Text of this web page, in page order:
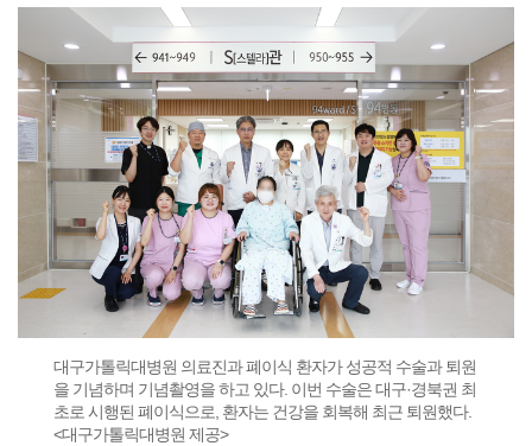
대구가톨릭대병원 의료진과 폐이식 환자가 성공적 수술과 퇴원
을 기념하며 기념촬영을 하고 있다. 이번 수술은 대구·경북권 최
초로 시행된 폐이식으로, 환자는 건강을 회복해 최근 퇴원했다.
<대구가톨릭대병원 제공>